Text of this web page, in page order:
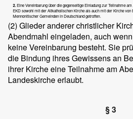
2.Eine Vereinbarung über die gegenseitige Einladung zur Teilnahme
EKD sowohl mit der Altkatholischen Kirche als auch mit der Kirche von
Mennonitischer Gemeinden in Deutschland getroffen.
(2) Glieder anderer christlicher
Abendmahl eingeladen, auch
keine Vereinbarung besteht. Sie
die Bindung ihres Gewissens an
ihrer Kirche eine Teilnahme am
Landeskirche erlaubt.
§ 3